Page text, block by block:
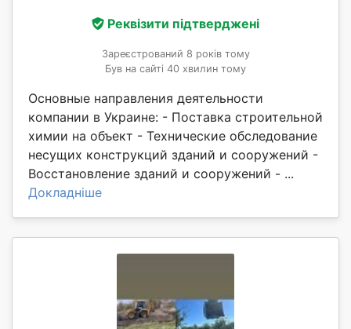
Реквізити підтверджені
Зареєстрований 8 років тому
Був на сайті 40 хвилин тому
Основные направления деятельности
компании в Украине: - Поставка строительной
химии на объект - Технические обследование
несущих конструкций зданий и сооружений -
Восстановление зданий и сооружений - ...
Докладніше